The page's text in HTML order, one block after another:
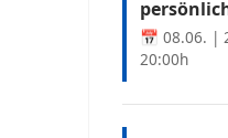
📅 08.06. |
20:00h